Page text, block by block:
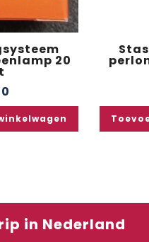
20
in Nederland